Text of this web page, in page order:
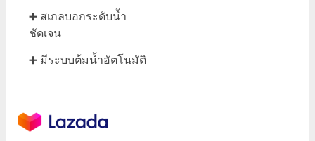
➕ สเกลบอกระดับน้ำ
ชัดเจน
➕ มีระบบต้มน้ำอัตโนมัติ